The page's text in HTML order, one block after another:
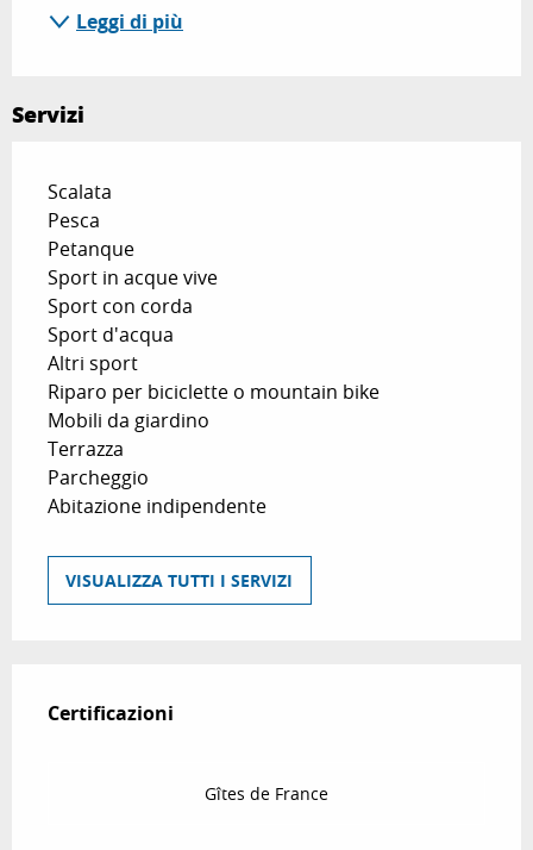
Leggi di più
Servizi
Scalata
Pesca
Petanque
Sport in acque vive
Sport con corda
Sport d'acqua
Altri sport
Riparo per biciclette o mountain bike
Mobili da giardino
Terrazza
Parcheggio
Abitazione indipendente
VISUALIZZA TUTTI I SERVIZI
Certificazioni
Certificazioni
Gîtes de France